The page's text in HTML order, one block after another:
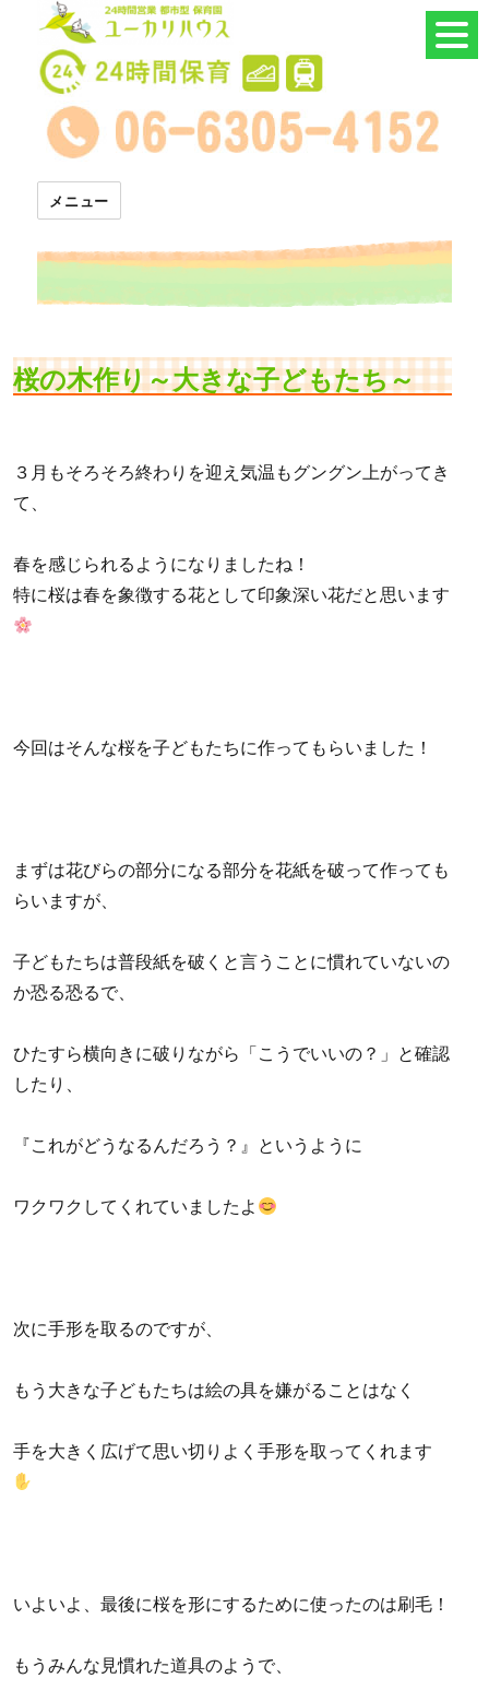
24時間託児所 ユーカリハウス
メニュー
桜の木作り～大きな子どもたち～
３月もそろそろ終わりを迎え気温もグングン上がってき
て、
春を感じられるようになりましたね！
特に桜は春を象徴する花として印象深い花だと思います
今回はそんな桜を子どもたちに作ってもらいました！
まずは花びらの部分になる部分を花紙を破って作っても
らいますが、
子どもたちは普段紙を破くと言うことに慣れていないの
か恐る恐るで、
ひたすら横向きに破りながら「こうでいいの？」と確認
したり、
『これがどうなるんだろう？』というように
ワクワクしてくれていましたよ
次に手形を取るのですが、
もう大きな子どもたちは絵の具を嫌がることはなく
手を大きく広げて思い切りよく手形を取ってくれます
いよいよ、最後に桜を形にするために使ったのは刷毛！
もうみんな見慣れた道具のようで、